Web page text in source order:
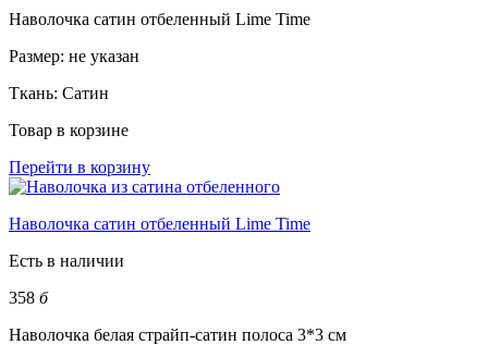
Наволочка сатин отбеленный Lime Time
Размер: не указан
Ткань: Сатин
Товар в корзине
Перейти в корзину
Наволочка сатин отбеленный Lime Time
Есть в наличии
358 б
Наволочка белая страйп-сатин полоса 3*3 см